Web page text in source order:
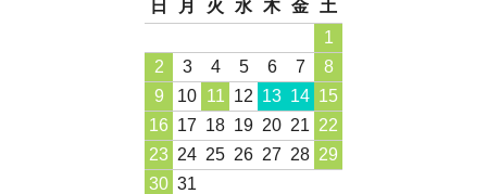
日
月 火 水 木 金
土
1
2
3 4 5 6 7
8
9
10 11 12 13 14 15
16 17 18 19 20 21 22
23 24 25 26 27 28 29
30 31